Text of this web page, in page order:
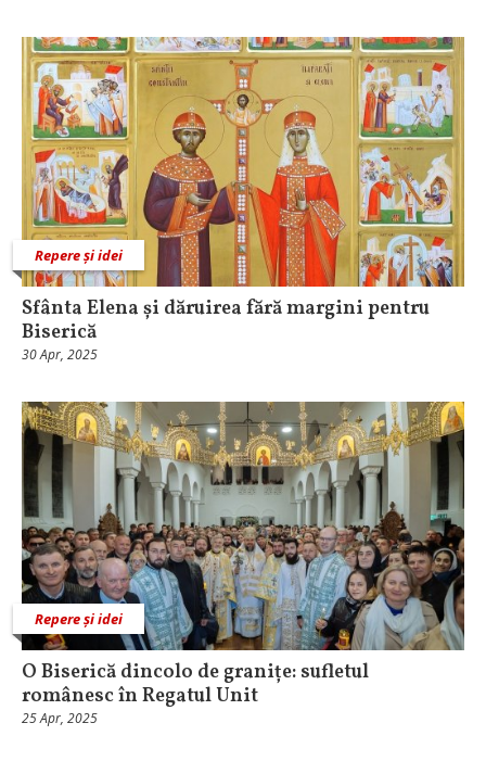
Repere și idei
Sfânta Elena și dăruirea fără margini pentru
Biserică
30 Apr, 2025
Repere și idei
O Biserică dincolo de granițe: sufletul
românesc în Regatul Unit
25 Apr, 2025